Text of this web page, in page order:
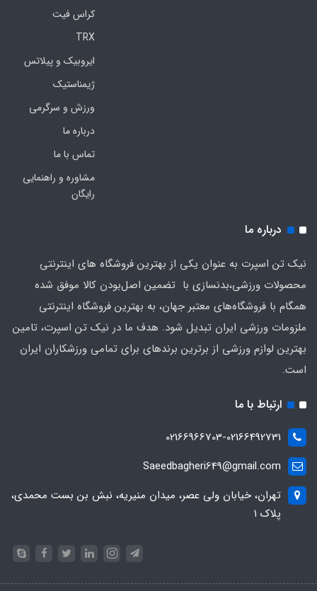
کراس فیت
TRX
ایروبیک و پیلاتس
ژیمناستیک
ورزش و سرگرمی
درباره ما
تماس با ما
مشاوره و راهنمایی
رایگان
درباره ما
نیک تن اسپرت به عنوان یکی از بهترین فروشگاه های اینترنتی
محصولات ورزشی،بدنسازی با تضمین اصل‌بودن کالا موفق شده
همگام با فروشگاه‌های معتبر جهان، به بهترین فروشگاه اینترنتی
ملزومات ورزشی ایران تبدیل شود. هدف ما در نیک تن اسپرت، تامین
بهترین لوازم ورزشی از برترین برندهای برای تمامی ورزشکاران ایران
است.
ارتباط با ما
02166966703-02166492731
Saeedbagheri649@gmail.com
تهران، خیابان ولی عصر، میدان منیریه، نبش بن بست محمدی،
پلاک ۱